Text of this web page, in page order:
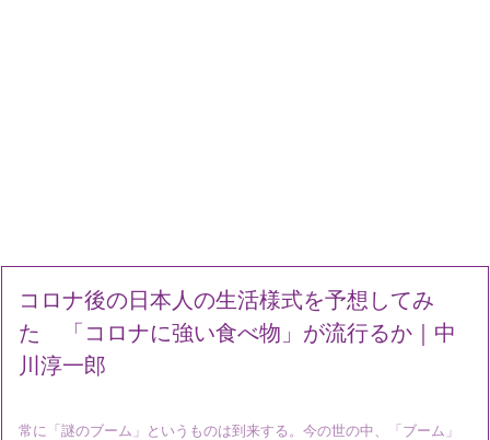
コロナ後の日本人の生活様式を予想してみ
た 「コロナに強い食べ物」が流行るか｜中
川淳一郎
常に「謎のブーム」というものは到来する。今の世の中、「ブーム」